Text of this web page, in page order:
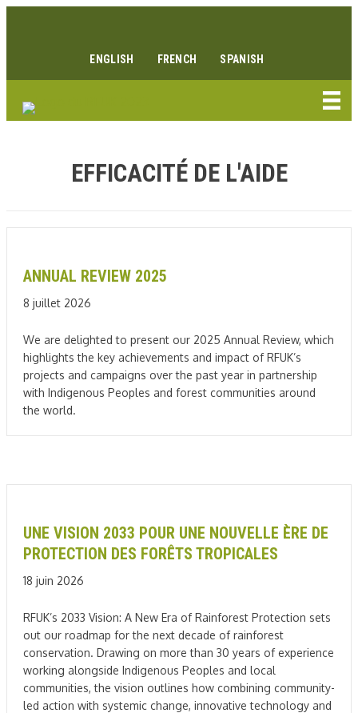
ENGLISH FRENCH SPANISH
EFFICACITÉ DE L'AIDE
ANNUAL REVIEW 2025
8 juillet 2026
We are delighted to present our 2025 Annual Review, which
highlights the key achievements and impact of RFUK’s
projects and campaigns over the past year in partnership
with Indigenous Peoples and forest communities around
the world.
UNE VISION 2033 POUR UNE NOUVELLE ÈRE DE
PROTECTION DES FORÊTS TROPICALES
18 juin 2026
RFUK’s 2033 Vision: A New Era of Rainforest Protection sets
out our roadmap for the next decade of rainforest
conservation. Drawing on more than 30 years of experience
working alongside Indigenous Peoples and local
communities, the vision outlines how combining community-
led action with systemic change, innovative technology and